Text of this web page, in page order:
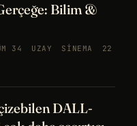
Bilim &
34 UZAY SINEMA
22
DALL-